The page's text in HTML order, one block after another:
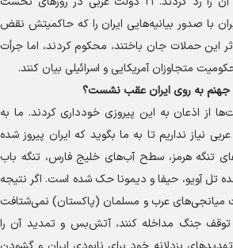
با صدور بیانیه‌هایی ایران را که حاکمیتش نقض
این حملات جان باختند، محکوم کردند، اما جرأت
متجاوزان آمریکایی و اسرائیلی بیان کنند.
جهنم به روی ایران عقب نشست؟
از اذعان به این پیروزی خودداری کردند. ما به
نیاز نداریم تا به ما بگوید که ایران پیروز شده
تنگه هرمز، سطح آب‌های خلیج فارس، تنگه باب
تل آویو، حیفا و دیمونا حک شده است. اگر نتیجه
میانجی‌های عرب و مسلمان (پاکستان) نمی‌شتافت
توقف جنگ مداخله کنند، آتش‌بس و تمدید آن را